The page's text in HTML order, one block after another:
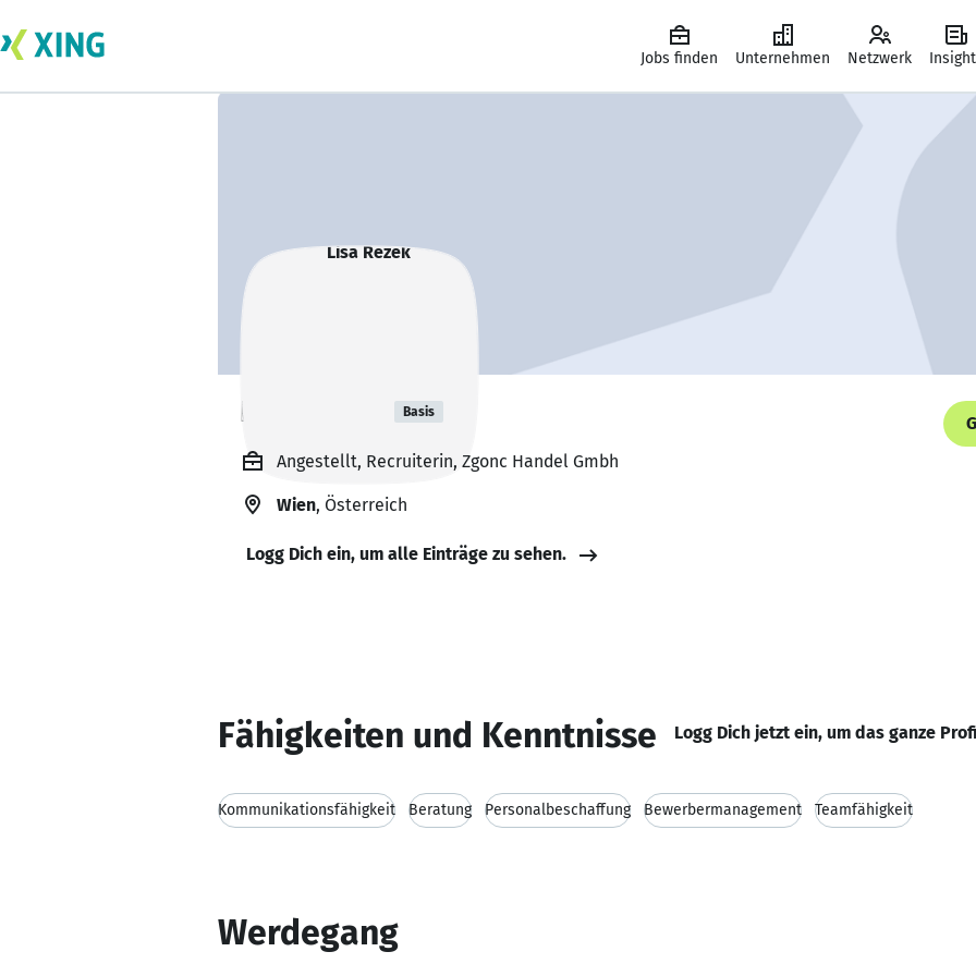
Jobs finden Unternehmen Netzwerk
Lisa Rezek Basis
Angestellt, Recruiterin, Zgonc Handel Gmbh
Wien, Österreich
Logg Dich ein, um alle Einträge zu sehen.
Fähigkeiten und Kenntnisse Logg Dich jetzt ein, um das ganze
Kommunikationsfähigkeit Beratung Personalbeschaffung Bewerbermanagement Teamfähigkeit
Werdegang